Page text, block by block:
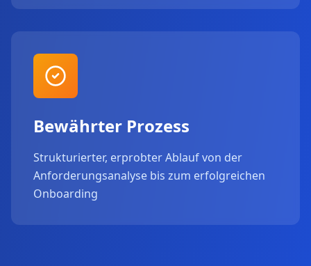
Bewährter Prozess
Strukturierter, erprobter Ablauf von der
Anforderungsanalyse bis zum erfolgreichen
Onboarding